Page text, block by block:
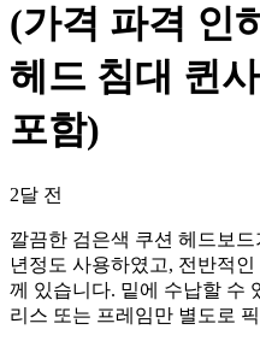
(가격 파격 인
헤드 침대 퀸
포함)
2달 전
깔끔한 검은색 쿠션 헤드보
년정도 사용하였고, 전반적
께 있습니다. 밑에 수납할 수
리스 또는 프레임만 별도로